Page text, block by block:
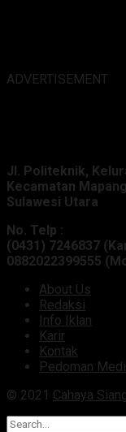
ADVERTISEMENT
Jl. Politeknik,
Kecamatan
Sulawesi Utara
No. Telp :
(0431) 7246837
0882022399555
About Us
Redaksi
Info Iklan
Karir
Kontak
Pedoman
© 2021 Cahaya